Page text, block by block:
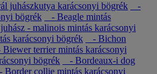
juhászkutya karácsonyi bögrék
-
bögrék
- Beagle mintás
- malinois mintás karácsonyi
karácsonyi bögrék
- Bichon
terrier mintás karácsonyi
bögrék
- Bordeaux-i dog
Border collie mintás karácsonyi